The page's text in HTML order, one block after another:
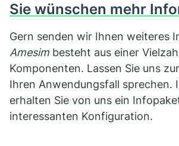
Sie wünschen mehr
Gern senden wir Ihnen weiteres
Amesim besteht aus einer
Komponenten. Lassen Sie uns
Ihren Anwendungsfall sprechen.
erhalten Sie von uns ein
interessanten Konfiguration.